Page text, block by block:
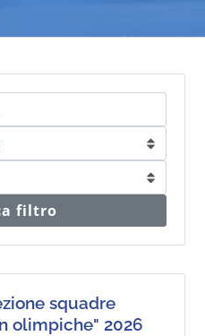
filtro
squadre
olimpiche" 2026